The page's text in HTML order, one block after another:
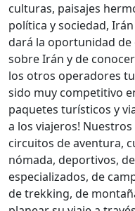
culturas, paisajes
política y sociedad,
dará la oportunidad
sobre Irán y de
los otros operadores
sido muy competitivo
paquetes turísticos y
a los viajeros!
circuitos de aventura,
nómada, deportivos,
especializados, de
de trekking, de